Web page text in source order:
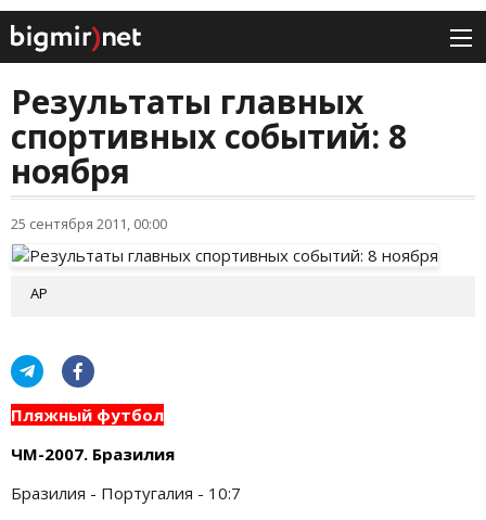
Результаты главных
спортивных событий: 8
ноября
25 сентября 2011, 00:00
AP
Пляжный футбол
ЧМ-2007. Бразилия
Бразилия - Португалия - 10:7